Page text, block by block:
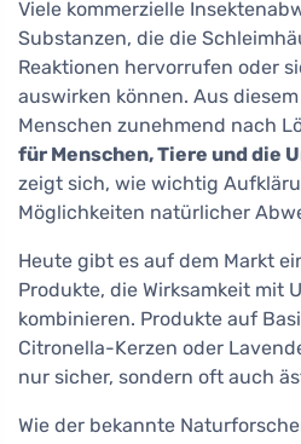
Viele kommerzielle
Substanzen, die die
Reaktionen hervorrufen oder
auswirken können. Aus
Menschen zunehmend nach
für Menschen, Tiere und die
zeigt sich, wie wichtig
Möglichkeiten natürlicher
Heute gibt es auf dem Markt
Produkte, die Wirksamkeit mit
kombinieren. Produkte auf
Citronella-Kerzen oder
nur sicher, sondern oft auch
Wie der bekannte